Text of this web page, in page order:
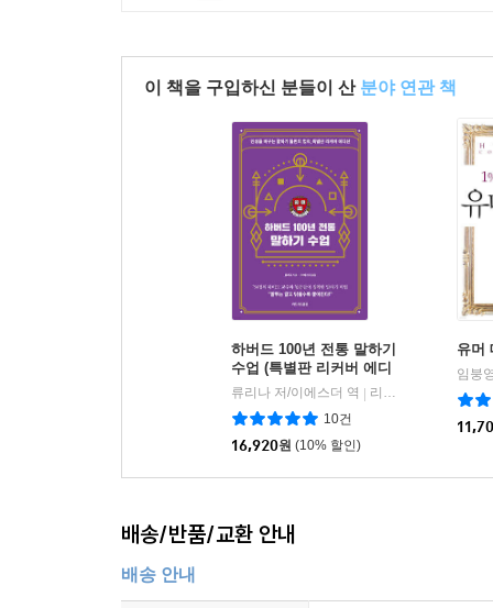
이 책을 구입하신 분들이 산 분야 연관 책
하버드 100년 전통 말하기
수업 (특별판 리커버 에디
션)
류리나 저/이에스더 역
리드리드출판
10건
16,920원 (10% 할인)
유머
임붕
배송/반품/교환 안내
배송 안내